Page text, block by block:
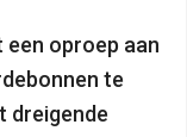
een oproep aan
te
dreigende